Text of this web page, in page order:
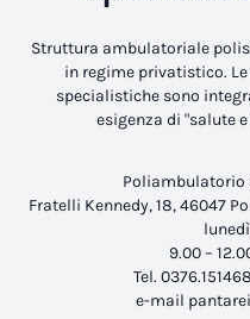
Struttura ambulatoriale
in regime privatistico.
specialistiche sono
esigenza di "salute
Poliambulatorio
Fratelli Kennedy, 18, 46047
9.00 –
Tel.
e-mail